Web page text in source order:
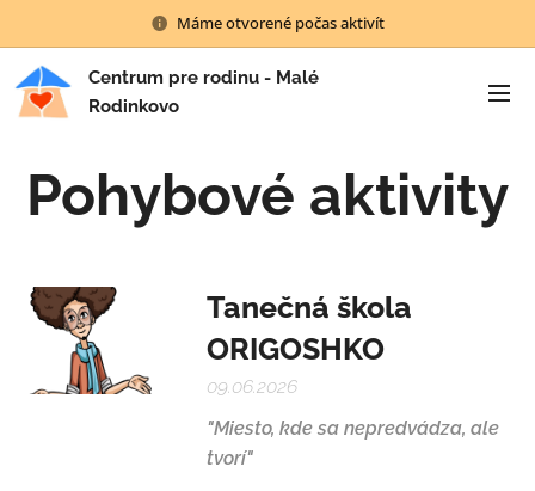
Máme otvorené počas aktivít
Centrum pre rodinu - Malé
Rodinkovo
Pohybové aktivity
Tanečná škola
ORIGOSHKO
09.06.2026
"Miesto, kde sa nepredvádza, ale
tvorí"